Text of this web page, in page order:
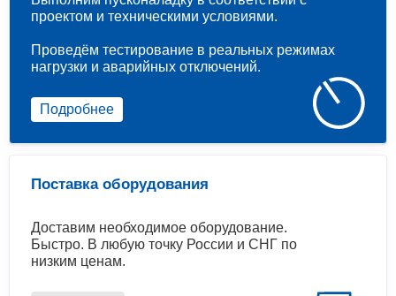
Поставка оборудования
Доставим необходимое оборудование.
Быстро. В любую точку России и СНГ по
низким ценам.
проектом и техническими условиями.
Проведём тестирование в реальных режимах
нагрузки и аварийных отключений.
Подробнее